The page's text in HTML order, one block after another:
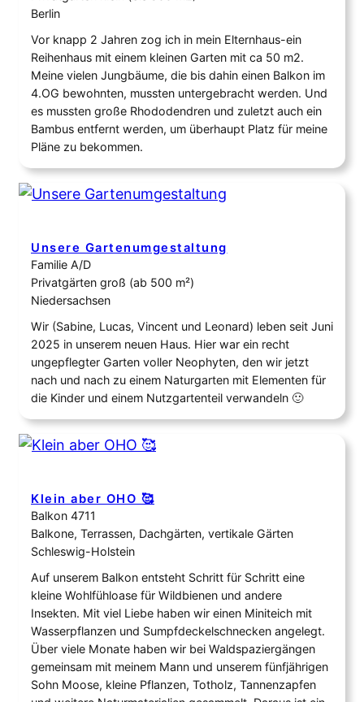
Berlin
Vor knapp 2 Jahren zog ich in mein Elternhaus-ein
Reihenhaus mit einem kleinen Garten mit ca 50 m2.
Meine vielen Jungbäume, die bis dahin einen Balkon im
4.OG bewohnten, mussten untergebracht werden. Und
es mussten große Rhododendren und zuletzt auch ein
Bambus entfernt werden, um überhaupt Platz für meine
Pläne zu bekommen.
Unsere Gartenumgestaltung
Familie A/D
Privatgärten groß (ab 500 m²)
Niedersachsen
Wir (Sabine, Lucas, Vincent und Leonard) leben seit Juni
2025 in unserem neuen Haus. Hier war ein recht
ungepflegter Garten voller Neophyten, den wir jetzt
nach und nach zu einem Naturgarten mit Elementen für
die Kinder und einem Nutzgartenteil verwandeln 🙂
Klein aber OHO 🥰
Balkon 4711
Balkone, Terrassen, Dachgärten, vertikale Gärten
Schleswig-Holstein
Auf unserem Balkon entsteht Schritt für Schritt eine
kleine Wohlfühloase für Wildbienen und andere
Insekten. Mit viel Liebe haben wir einen Miniteich mit
Wasserpflanzen und Sumpfdeckelschnecken angelegt.
Über viele Monate haben wir bei Waldspaziergängen
gemeinsam mit meinem Mann und unserem fünfjährigen
Sohn Moose, kleine Pflanzen, Totholz, Tannenzapfen